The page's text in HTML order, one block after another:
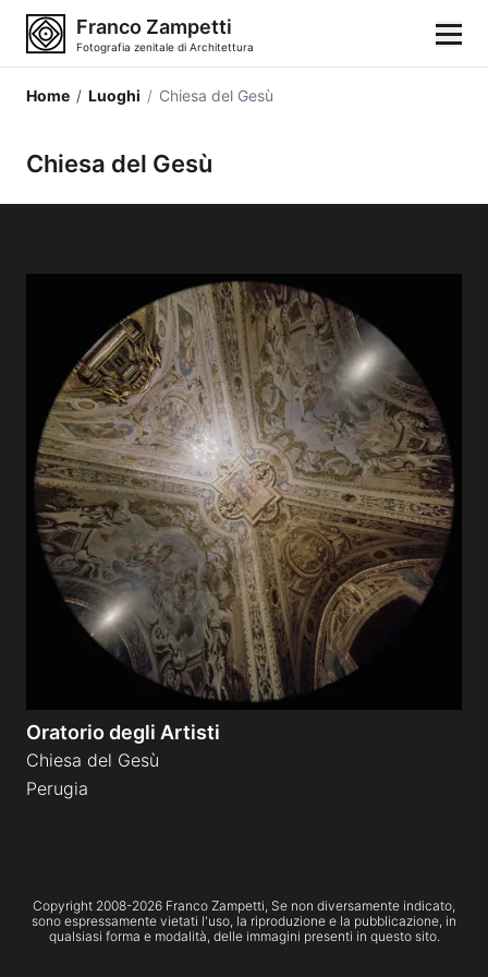
Franco Zampetti
Fotografia zenitale di Architettura
Luoghi
Città
Stili architettonici
Elementi architettonici
Architetti e autori
Gallerie a tema
Sequenze
Mostre
News
Home / Luoghi / Chiesa del Gesù
Chiesa del Gesù
Oratorio degli Artisti
Chiesa del Gesù
Perugia
Copyright 2008-2026 Franco Zampetti, Se non diversamente indicato,
sono espressamente vietati l'uso, la riproduzione e la pubblicazione, in
qualsiasi forma e modalità, delle immagini presenti in questo sito.